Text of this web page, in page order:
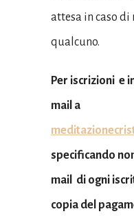
attesa in caso
qualcuno.
Per iscrizioni e
mail a
specificando
mail di ogni
copia del